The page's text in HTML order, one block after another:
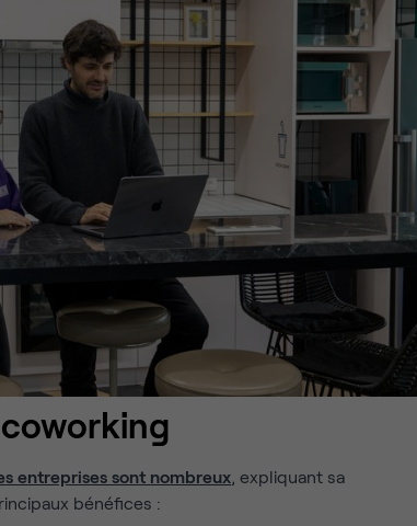
entreprises sont nombreux , expliquant sa
bénéfices :